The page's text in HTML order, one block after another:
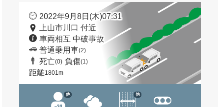
2022年9月8日(木)07:31
上山市川口 付近
車両相互 中破事故
普通乗用車(2)
死亡(0) 負傷(1)
距離1801m
他 他